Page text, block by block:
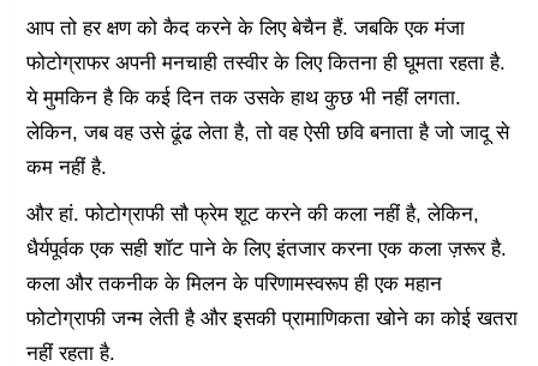
आप तो हर क्षण को कैद करने के लिए बेचैन हैं. जबकि एक मंजा
फोटोग्राफर अपनी मनचाही तस्वीर के लिए कितना ही घूमता रहता है.
ये मुमकिन है कि कई दिन तक उसके हाथ कुछ भी नहीं लगता.
लेकिन, जब वह उसे ढूंढ लेता है, तो वह ऐसी छवि बनाता है जो जादू से
कम नहीं है.
और हां. फोटोग्राफी सौ फ्रेम शूट करने की कला नहीं है, लेकिन,
धैर्यपूर्वक एक सही शॉट पाने के लिए इंतजार करना एक कला ज़रूर है.
कला और तकनीक के मिलन के परिणामस्वरूप ही एक महान
फोटोग्राफी जन्म लेती है और इसकी प्रामाणिकता खोने का कोई खतरा
नहीं रहता है.